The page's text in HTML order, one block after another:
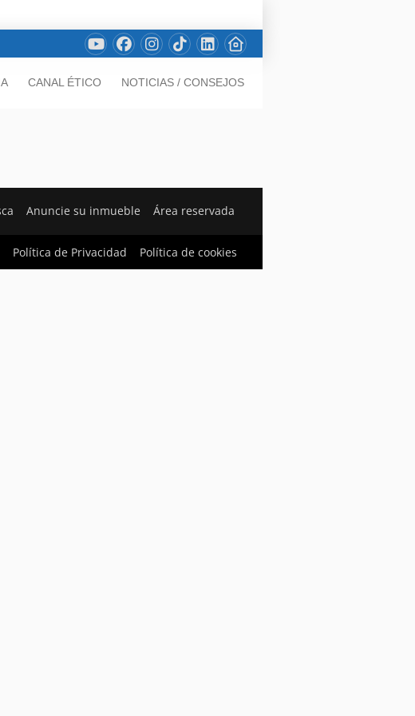
CANAL ÉTICO NOTICIAS / CONSEJOS
Anuncie su inmueble Área reservada
Política de Privacidad Política de cookies